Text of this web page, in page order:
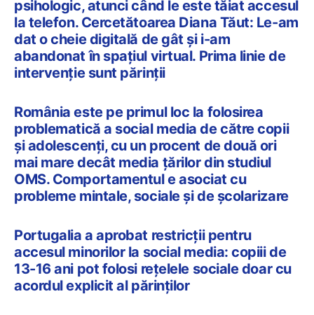
psihologic, atunci când le este tăiat accesul
la telefon. Cercetătoarea Diana Tăut: Le-am
dat o cheie digitală de gât și i-am
abandonat în spațiul virtual. Prima linie de
intervenție sunt părinții
România este pe primul loc la folosirea
problematică a social media de către copii
și adolescenți, cu un procent de două ori
mai mare decât media țărilor din studiul
OMS. Comportamentul e asociat cu
probleme mintale, sociale și de școlarizare
Portugalia a aprobat restricții pentru
accesul minorilor la social media: copiii de
13-16 ani pot folosi rețelele sociale doar cu
acordul explicit al părinților